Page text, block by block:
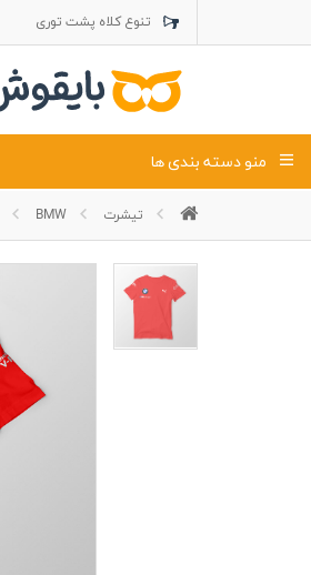
تنوع کلاه پشت توری
تنوع کلاه کتان
تنوع تراول ماک
منو دسته بندی ها
تیشرت BMW